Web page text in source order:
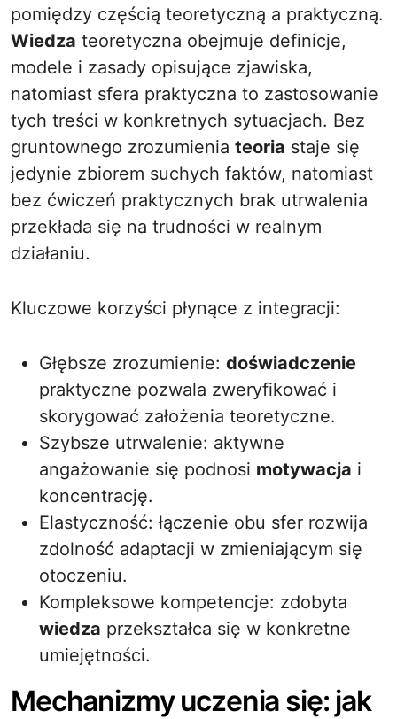
pomiędzy częścią teoretyczną a praktyczną.
Wiedza teoretyczna obejmuje definicje,
modele i zasady opisujące zjawiska,
natomiast sfera praktyczna to zastosowanie
tych treści w konkretnych sytuacjach. Bez
gruntownego zrozumienia teoria staje się
jedynie zbiorem suchych faktów, natomiast
bez ćwiczeń praktycznych brak utrwalenia
przekłada się na trudności w realnym
działaniu.
Kluczowe korzyści płynące z integracji:
Głębsze zrozumienie: doświadczenie
praktyczne pozwala zweryfikować i
skorygować założenia teoretyczne.
Szybsze utrwalenie: aktywne
angażowanie się podnosi motywacja i
koncentrację.
Elastyczność: łączenie obu sfer rozwija
zdolność adaptacji w zmieniającym się
otoczeniu.
Kompleksowe kompetencje: zdobyta
wiedza przekształca się w konkretne
umiejętności.
Mechanizmy uczenia się: jak